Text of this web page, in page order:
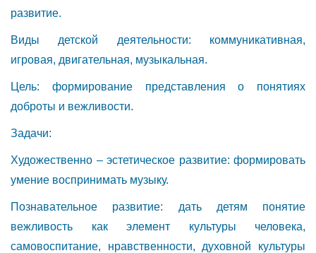
развитие.
Виды детской деятельности: коммуникативная,
игровая, двигательная, музыкальная.
Цель: формирование представления о понятиях
доброты и вежливости.
Задачи:
Художественно – эстетическое развитие: формировать
умение воспринимать музыку.
Познавательное развитие: дать детям понятие
вежливость как элемент культуры человека,
самовоспитание, нравственности, духовной культуры